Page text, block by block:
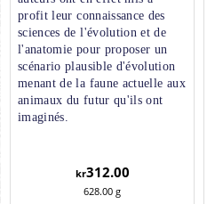
profit leur connaissance des
sciences de l'évolution et de
l'anatomie pour proposer un
scénario plausible d'évolution
menant de la faune actuelle aux
animaux du futur qu'ils ont
imaginés.
kr312.00
628.00 g